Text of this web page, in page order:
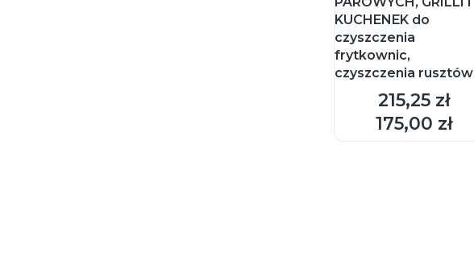
KUCHENEK do
czyszczenia
frytkownic,
czyszczenia rusztów
Cena
215,25 zł
Cena
175,00 zł
DO KOSZYKA